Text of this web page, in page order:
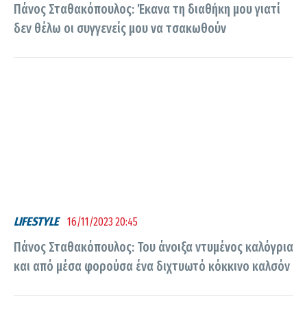
Πάνος Σταθακόπουλος: Έκανα τη διαθήκη μου γιατί
δεν θέλω οι συγγενείς μου να τσακωθούν
LIFESTYLE 16/11/2023 20:45
Πάνος Σταθακόπουλος: Του άνοιξα ντυμένος καλόγρια
και από μέσα φορούσα ένα διχτυωτό κόκκινο καλσόν